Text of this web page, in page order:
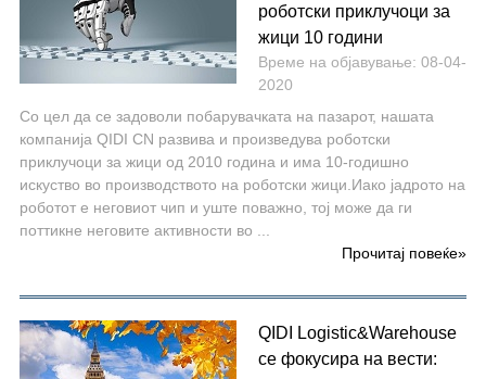
роботски приклучоци за
жици 10 години
Време на објавување: 08-04-
2020
Со цел да се задоволи побарувачката на пазарот, нашата
компанија QIDI CN развива и произведува роботски
приклучоци за жици од 2010 година и има 10-годишно
искуство во производството на роботски жици.Иако јадрото на
роботот е неговиот чип и уште поважно, тој може да ги
поттикне неговите активности во ...
Прочитај повеќе»
QIDI Logistic&Warehouse
се фокусира на вести: